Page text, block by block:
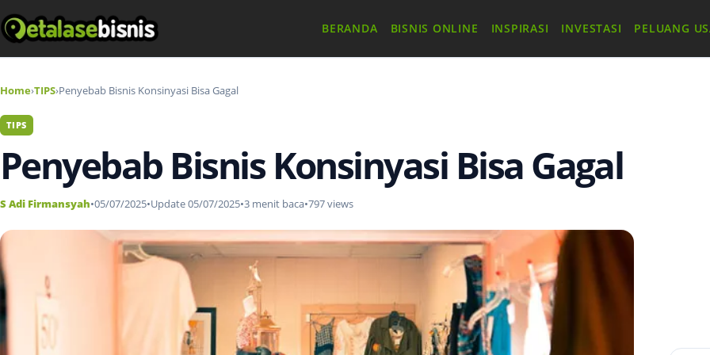
BERANDA BISNIS ONLINE INSPIRASI INVESTASI PELUANG
Home›TIPS›Penyebab Bisnis Konsinyasi Bisa Gagal
TIPS
Penyebab Bisnis Konsinyasi Bisa Gagal
S Adi Firmansyah•05/07/2025•Update 05/07/2025•3 menit baca•797 views